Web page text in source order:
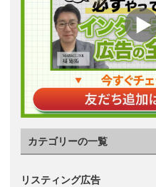
カテゴリーの一覧
リスティング広告